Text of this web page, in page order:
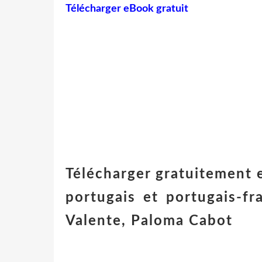
Télécharger eBook gratuit
Télécharger gratuitement
portugais et portugais-
Valente, Paloma Cabot